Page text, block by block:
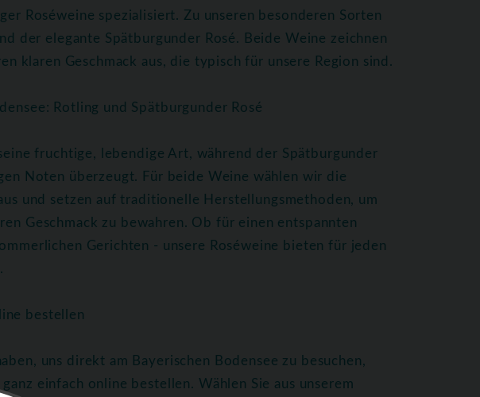
Roséweine spezialisiert. Zu unseren besonderen Sorten
der elegante Spätburgunder Rosé. Beide Weine zeichnen
klaren Geschmack aus, die typisch für unsere Region sind.
Rotling und Spätburgunder Rosé
fruchtige, lebendige Art, während der Spätburgunder
Noten überzeugt. Für beide Weine wählen wir die
und setzen auf traditionelle Herstellungsmethoden, um
Geschmack zu bewahren. Ob für einen entspannten
Gerichten - unsere Roséweine bieten für jeden
bestellen
uns direkt am Bayerischen Bodensee zu besuchen,
einfach online bestellen. Wählen Sie aus unserem